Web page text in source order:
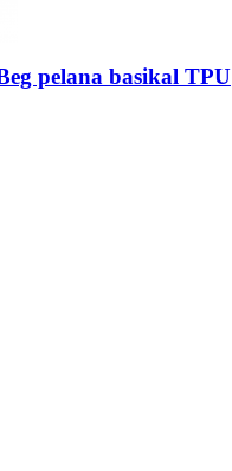
pelana basikal TPU